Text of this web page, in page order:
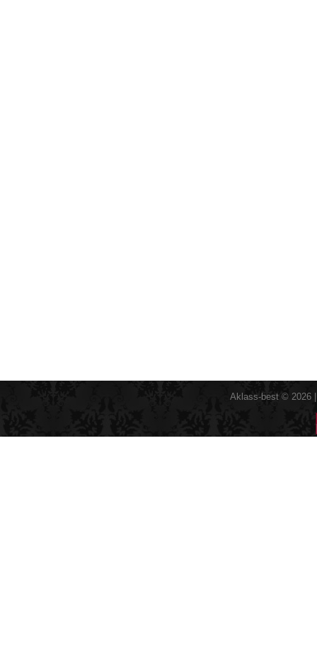
Aklass-best © 2026